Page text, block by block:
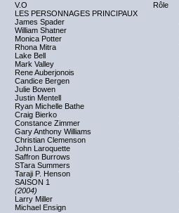
V.O
Rôle
LES PERSONNAGES PRINCIPAUX
James Spader
William Shatner
Monica Potter
Rhona Mitra
Lake Bell
Mark Valley
Rene Auberjonois
Candice Bergen
Julie Bowen
Justin Mentell
Ryan Michelle Bathe
Craig Bierko
Constance Zimmer
Gary Anthony Williams
Christian Clemenson
John Laroquette
Saffron Burrows
STara Summers
Taraji P. Henson
SAISON 1
(2004)
Larry Miller
Michael Ensign